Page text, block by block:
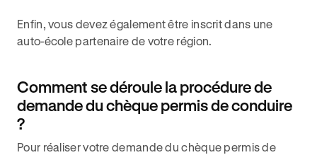
Enfin, vous devez également être inscrit dans une
auto-école partenaire de votre région.
Comment se déroule la procédure de
demande du chèque permis de conduire
?
Pour réaliser votre demande du chèque permis de